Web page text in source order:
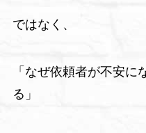
ではなく、
「なぜ依頼者が不安
る」